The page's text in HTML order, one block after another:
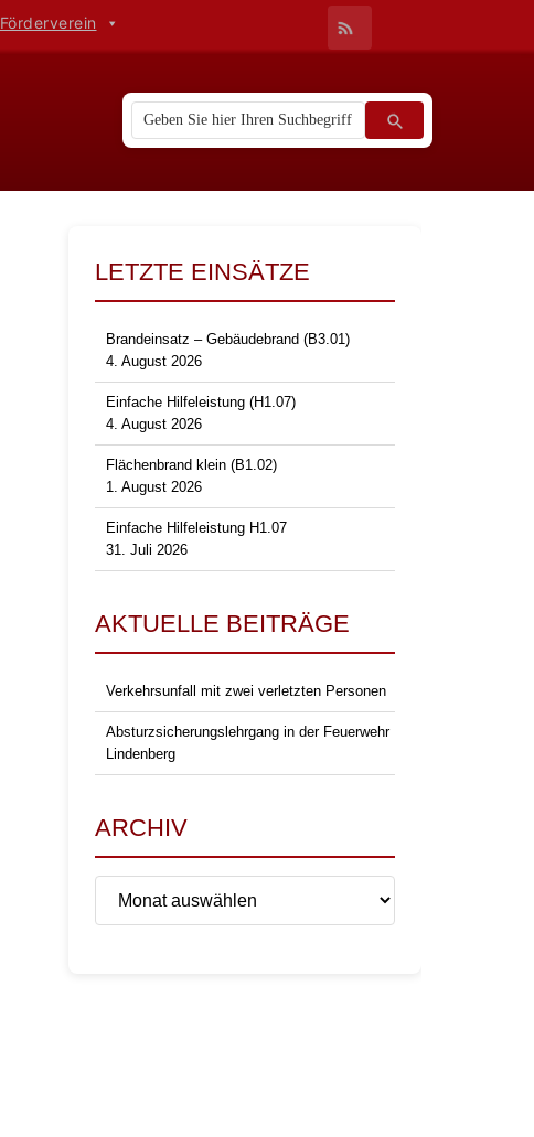
Förderverein
LETZTE EINSÄTZE
Brandeinsatz – Gebäudebrand (B3.01)
4. August 2026
Einfache Hilfeleistung (H1.07)
4. August 2026
Flächenbrand klein (B1.02)
1. August 2026
Einfache Hilfeleistung H1.07
31. Juli 2026
AKTUELLE BEITRÄGE
Verkehrsunfall mit zwei verletzten Personen
Absturzsicherungslehrgang in der Feuerwehr
Lindenberg
ARCHIV